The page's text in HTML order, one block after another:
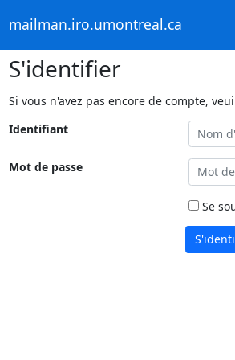
mailman.iro.umontreal.ca
S'identifier
Si vous n'avez pas encore de compte,
Identifiant
Mot de passe
Se